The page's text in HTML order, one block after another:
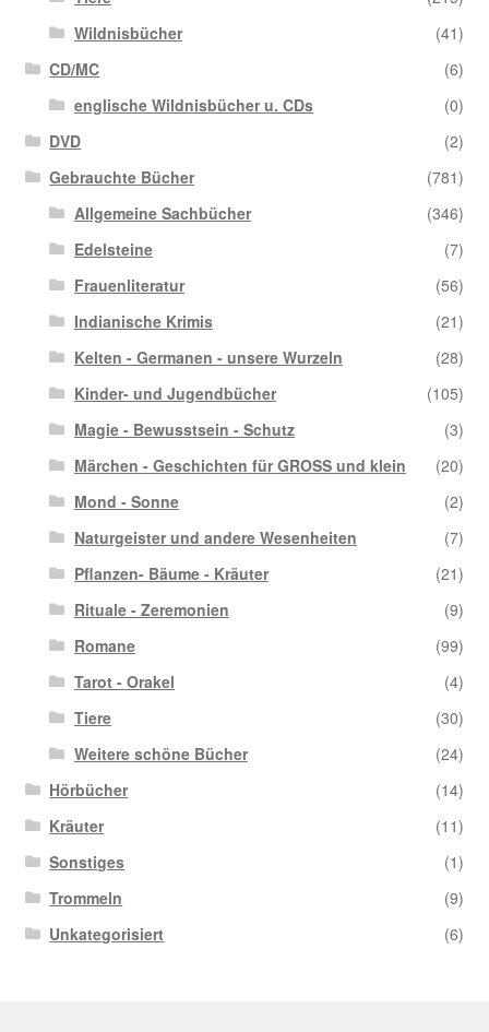
Wildnisbücher
(41)
CD/MC
(6)
englische Wildnisbücher u. CDs
(0)
DVD
(2)
Gebrauchte Bücher
(781)
Allgemeine Sachbücher
(346)
Edelsteine
(7)
Frauenliteratur
(56)
Indianische Krimis
(21)
Kelten - Germanen - unsere Wurzeln
(28)
Kinder- und Jugendbücher
(105)
Magie - Bewusstsein - Schutz
(3)
Märchen - Geschichten für GROSS und klein
(20)
Mond - Sonne
(2)
Naturgeister und andere Wesenheiten
(7)
Pflanzen- Bäume - Kräuter
(21)
Rituale - Zeremonien
(9)
Romane
(99)
Tarot - Orakel
(4)
Tiere
(30)
Weitere schöne Bücher
(24)
Hörbücher
(14)
Kräuter
(11)
Sonstiges
(1)
Trommeln
(9)
Unkategorisiert
(6)